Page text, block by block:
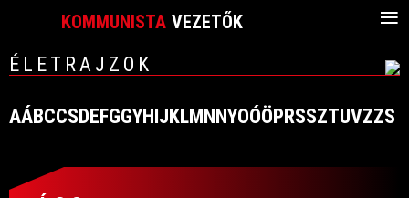
KOMMUNISTA VEZETŐK ≡
ÉLETRAJZOK
AÁBCCSDEFGGYHIJKLMNNYOÓÖPRSSZTUVZZS